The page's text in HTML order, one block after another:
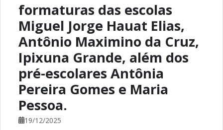
formaturas das escolas
Miguel Jorge Hauat Elias,
Antônio Maximino da Cruz,
Ipixuna Grande, além dos
pré-escolares Antônia
Pereira Gomes e Maria
Pessoa.
19/12/2025